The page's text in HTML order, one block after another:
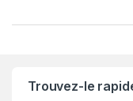
Trouvez-le